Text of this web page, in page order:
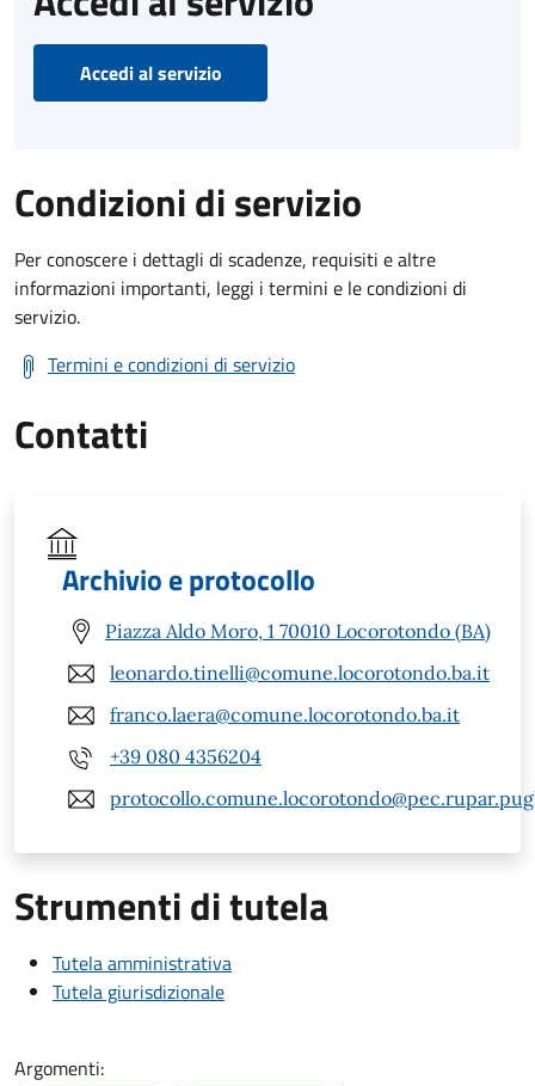
Accedi al servizio
Condizioni di servizio
Per conoscere i dettagli di scadenze, requisiti e altre
informazioni importanti, leggi i termini e le condizioni di
servizio.
Termini e condizioni di servizio
Contatti
Archivio e protocollo
Piazza Aldo Moro, 1 70010 Locorotondo (BA)
leonardo.tinelli@comune.locorotondo.ba.it
franco.laera@comune.locorotondo.ba.it
+39 080 4356204
Strumenti di tutela
Tutela amministrativa
Tutela giurisdizionale
Argomenti: